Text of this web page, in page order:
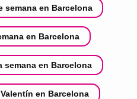
semana en Barcelona
en Barcelona
semana en Barcelona
en Barcelona